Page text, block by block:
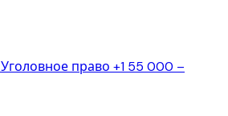
Уголовное право +1 55 000 –